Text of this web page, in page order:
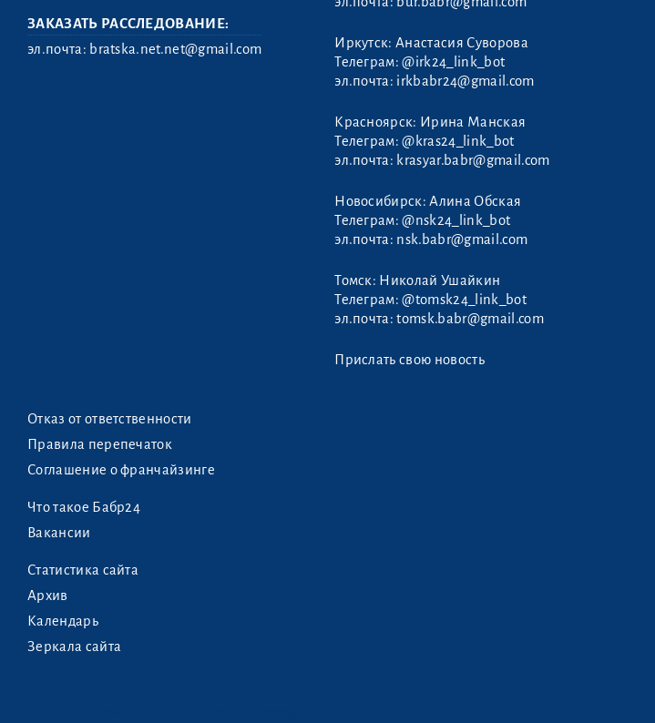
ЗАКАЗАТЬ РАССЛЕДОВАНИЕ:
эл.почта: bratska.net.net@gmail.com
Иркутск: Анастасия Суворова
Телеграм:@irk24_link_bot
эл.почта: irkbabr24@gmail.com
Красноярск: Ирина Манская
Телеграм:@kras24_link_bot
эл.почта: krasyar.babr@gmail.com
Новосибирск: Алина Обская
Телеграм:@nsk24_link_bot
эл.почта: nsk.babr@gmail.com
Томск: Николай Ушайкин
Телеграм:@tomsk24_link_bot
эл.почта:tomsk.babr@gmail.com
Прислать свою новость
Отказ от ответственности
Правила перепечаток
Соглашение о франчайзинге
Что такое Бабр24
Вакансии
Статистика сайта
Архив
Календарь
Зеркала сайта